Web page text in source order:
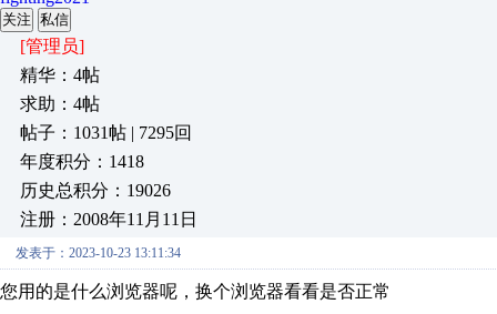
关注 私信
[管理员]
精华：4帖
求助：4帖
帖子：1031帖 | 7295回
年度积分：1418
历史总积分：19026
注册：2008年11月11日
发表于：2023-10-23 13:11:34
您用的是什么浏览器呢，换个浏览器看看是否正常